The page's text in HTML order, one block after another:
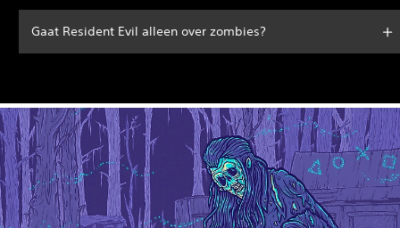
Gaat Resident Evil alleen over zombies?